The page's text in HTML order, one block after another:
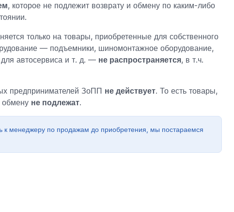
, которое не подлежит возврату и обмену по каким-либо
только на товары, приобретенные для собственного
— подъемники, шиномонтажное оборудование,
для автосервиса и т. д. — не распространяется, в т.ч.
предпринимателей ЗоПП не действует. То есть товары,
не подлежат.
к менеджеру по продажам до приобретения, мы постараемся